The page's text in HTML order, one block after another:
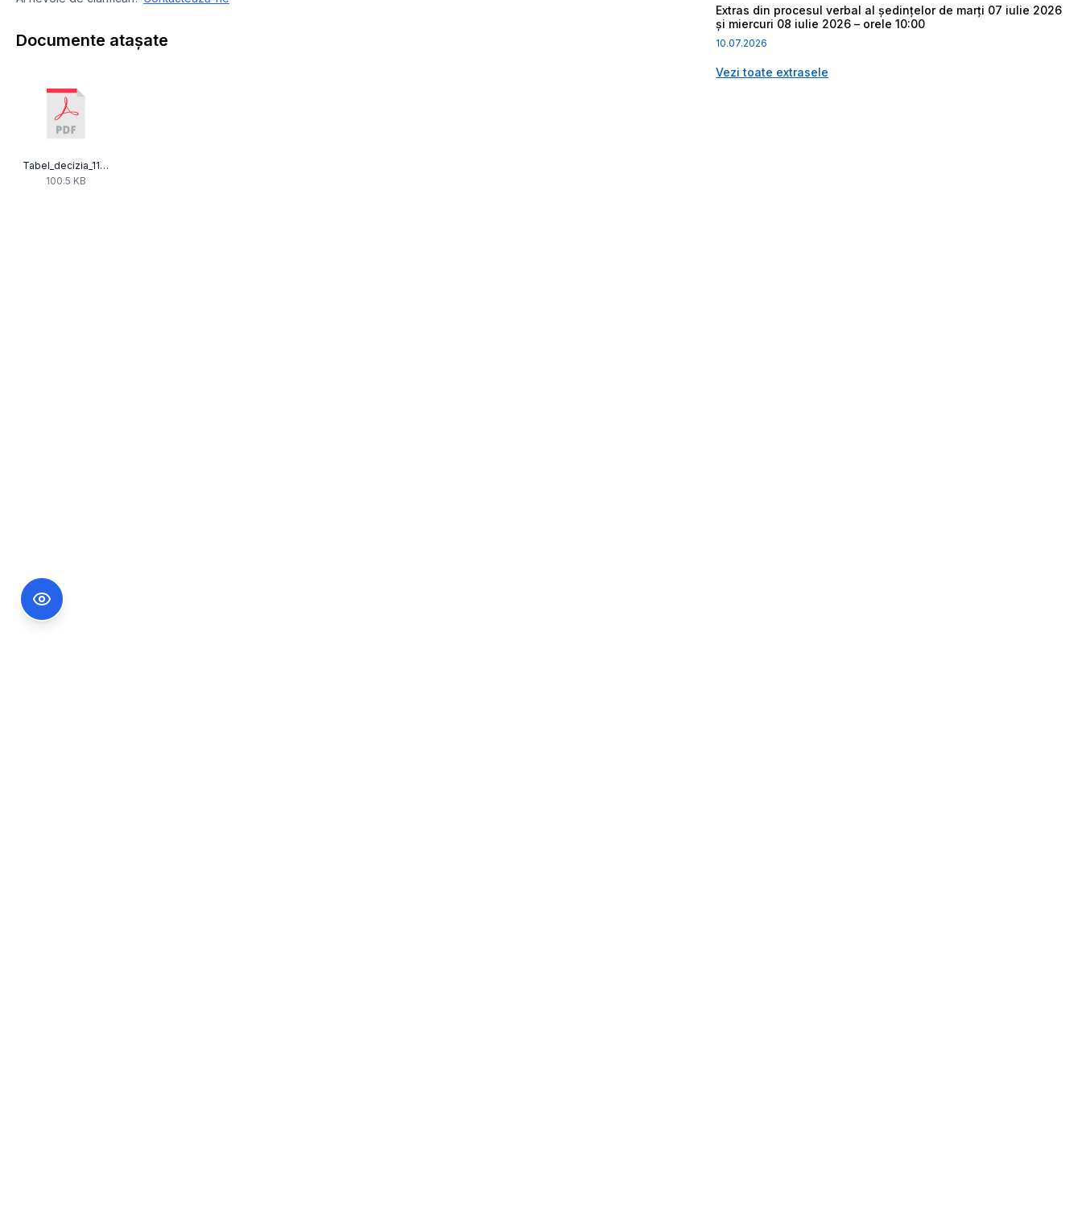
Documente atașate
Tabel_decizia_114_2009.pdf
100.5 KB
Extras din procesul verbal al ședințelor de marți 07 iulie 2026
și miercuri 08 iulie 2026 – orele 10:00
10.07.2026
Vezi toate extrasele